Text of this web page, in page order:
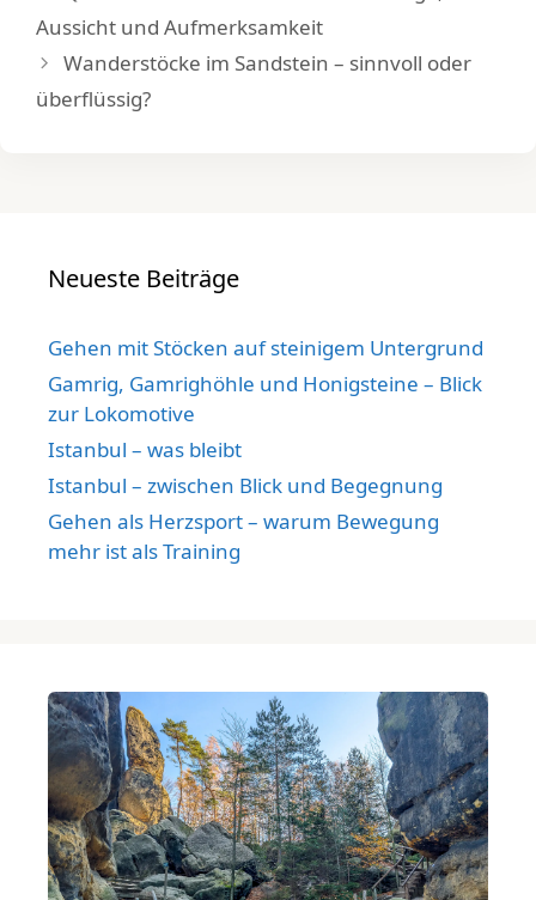
Aussicht und Aufmerksamkeit
Wanderstöcke im Sandstein – sinnvoll oder
überflüssig?
Neueste Beiträge
Gehen mit Stöcken auf steinigem Untergrund
Gamrig, Gamrighöhle und Honigsteine – Blick
zur Lokomotive
Istanbul – was bleibt
Istanbul – zwischen Blick und Begegnung
Gehen als Herzsport – warum Bewegung
mehr ist als Training